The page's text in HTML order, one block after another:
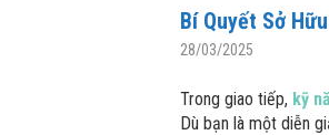
Bí Quyết Sở
28/03/2025
Trong giao tiếp, kỹ
Dù bạn là một diễn